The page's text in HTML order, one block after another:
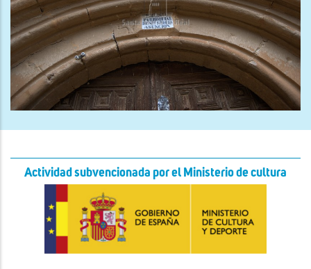
Actividad subvencionada por el Ministerio de cultura